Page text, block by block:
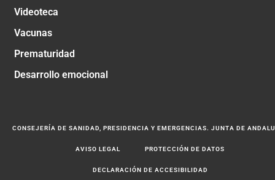
Videoteca
Vacunas
Prematuridad
Desarrollo emocional
CONSEJERÍA DE SANIDAD, PRESIDENCIA Y EMERGENCIAS. JUNTA DE
AVISO LEGAL PROTECCIÓN DE DATOS
DECLARACIÓN DE ACCESIBILIDAD